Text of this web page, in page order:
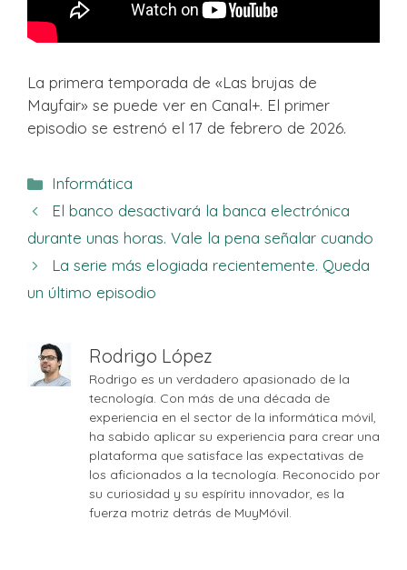
La primera temporada de «Las brujas de
Mayfair» se puede ver en Canal+. El primer
episodio se estrenó el 17 de febrero de 2026.
Categorías
Informática
El banco desactivará la banca electrónica
durante unas horas. Vale la pena señalar cuando
La serie más elogiada recientemente. Queda
un último episodio
Rodrigo López
Rodrigo es un verdadero apasionado de la
tecnología. Con más de una década de
experiencia en el sector de la informática móvil,
ha sabido aplicar su experiencia para crear una
plataforma que satisface las expectativas de
los aficionados a la tecnología. Reconocido por
su curiosidad y su espíritu innovador, es la
fuerza motriz detrás de MuyMóvil.